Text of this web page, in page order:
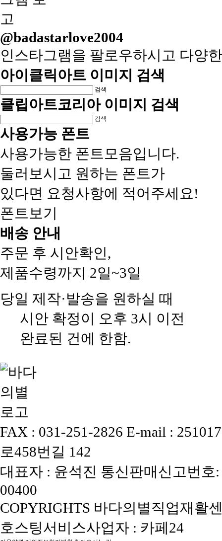
@badastarlove2004
인스타그램을 팔로우하시고 다양
아이클릭아트 이미지 검색
검색
클립아트코리아 이미지 검색
검색
사용가능 폰트
사용가능한 폰트모음입니다.
둘러보시고 원하는 폰트가
있다면 요청사항에 적어주세요!
폰트보기
배송 안내
주문 후 시안확인,
제품수령까지 2일~3일
당일 제작·발송을 원하실 때
시안 확정이 오후 3시 이전
완료된 건에 한함.
FAX : 031-251-2826 E-mail :
로458번길 142
대표자 : 윤석진 통신판매신고번호
00400
COPYRIGHTS 바다의별직업재활
호스팅서비스사업자 : 카페24